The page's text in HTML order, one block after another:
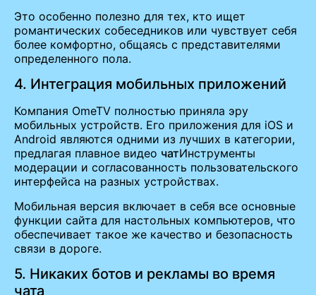
Это особенно полезно для тех, кто ищет
романтических собеседников или чувствует себя
более комфортно, общаясь с представителями
определенного пола.
4. Интеграция мобильных приложений
Компания OmeTV полностью приняла эру
мобильных устройств. Его приложения для iOS и
Android являются одними из лучших в категории,
предлагая плавное видео чатИнструменты
модерации и согласованность пользовательского
интерфейса на разных устройствах.
Мобильная версия включает в себя все основные
функции сайта для настольных компьютеров, что
обеспечивает такое же качество и безопасность
связи в дороге.
5. Никаких ботов и рекламы во время
чата